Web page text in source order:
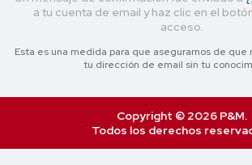
a tu cuenta de email y haz clic en el
acceso.
Esta es una medida para que asegurarnos de
tu dirección de email sin tu
Copyright © 2026 P&M.
Todos los derechos